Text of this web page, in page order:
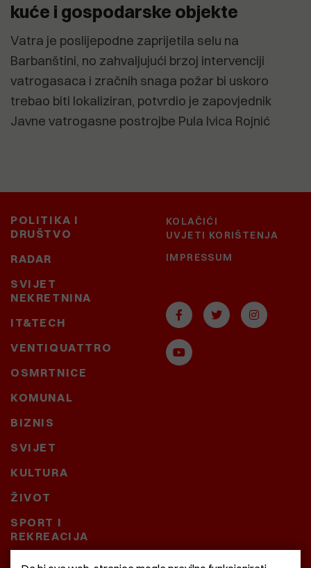
kuće i gospodarske objekte
Vatra je poslijepodne zaprijetila selu na
Barbanštini, no zahvaljujući brzoj intervenciji
vatrogasaca i zračnih snaga požar bi uskoro
trebao biti lokaliziran, potvrdio je zapovjednik
Javne vatrogasne postrojbe Pula Ivica Rojnić
POLITIKA I
DRUŠTVO
RADAR
SVIJET
NEKRETNINA
IT&TECH
VENTIQUATTRO
OSMRTNICE
KOMUNAL
BIZNIS
SVIJET
KULTURA
ŽIVOT
SPORT I
REKREACIJA
CRNA KRONIKA
KOLAČIĆI
UVJETI KORIŠTENJA
IMPRESSUM